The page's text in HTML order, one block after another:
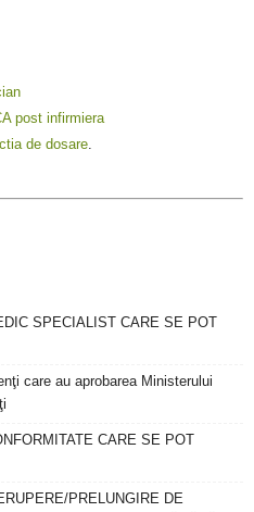
post infirmiera
de dosare
SPECIALIST CARE SE POT
care au aprobarea Ministerului
CARE SE POT
PRELUNGIRE DE